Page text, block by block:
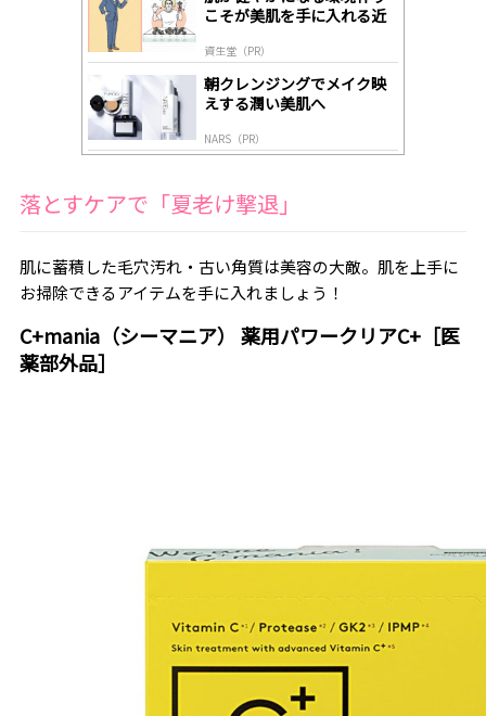
こそが美肌を手に入れる近
資生堂（PR）
朝クレンジングでメイク映
えする潤い美肌へ
NARS（PR）
落とすケアで「夏老け撃退」
肌に蓄積した毛穴汚れ・古い角質は美容の大敵。肌を上手に
お掃除できるアイテムを手に入れましょう！
C+mania（シーマニア） 薬用パワークリアC+［医
薬部外品］